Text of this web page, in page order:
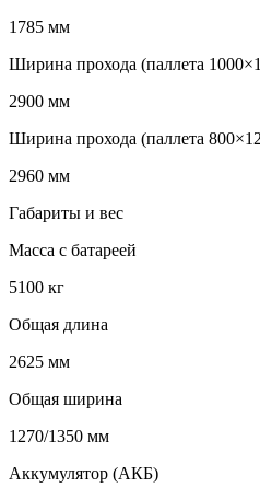
1785 мм
Ширина прохода (паллета
2900 мм
Ширина прохода (паллета
2960 мм
Габариты и вес
Масса с батареей
5100 кг
Общая длина
2625 мм
Общая ширина
1270/1350 мм
Аккумулятор (АКБ)